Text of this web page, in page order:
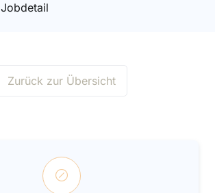
Jobdetail
Zurück zur Übersicht